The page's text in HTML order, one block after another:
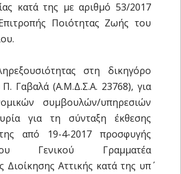
κατά της με αριθμό 53/2017
Ποιότητας Ζωής του
στη δικηγόρο
Γαβαλά (Α.Μ.Δ.Σ.Α. 23768), για
συμβουλών/υπηρεσιών
για τη σύνταξη έκθεσης
από 19-4-2017 προσφυγής
Γενικού Γραμματέα
Αττικής κατά της υπ΄